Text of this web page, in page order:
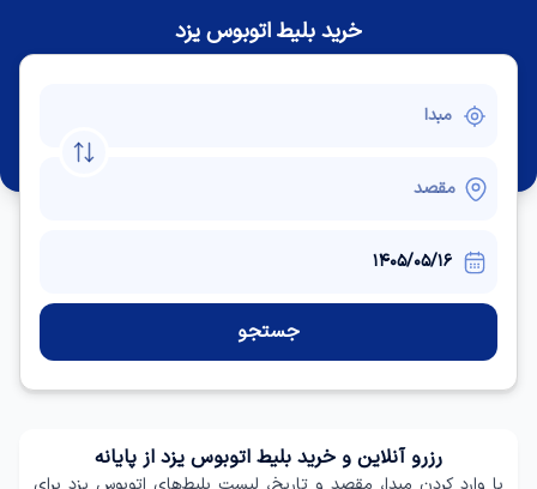
خرید بلیط اتوبوس یزد
جستجو
رزرو آنلاین و خرید بلیط اتوبوس یزد از پایانه